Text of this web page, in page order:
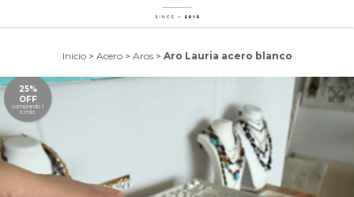
Inicio > Acero > Aros > Aro Lauria acero blanco
25%
OFF
comprando 1
o más